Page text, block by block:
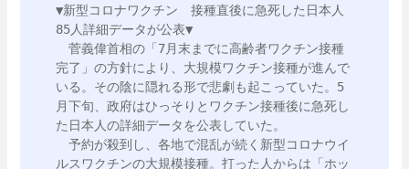
▼新型コロナワクチン　接種直後に急死した日本人
85人詳細データが公表▼
菅義偉首相の「7月末までに高齢者ワクチン接種
完了」の方針により、大規模ワクチン接種が進んで
いる。その陰に隠れる形で悲劇も起こっていた。5
月下旬、政府はひっそりとワクチン接種後に急死し
た日本人の詳細データを公表していた。
予約が殺到し、各地で混乱が続く新型コロナウイ
ルスワクチンの大規模接種。打った人からは「ホッ